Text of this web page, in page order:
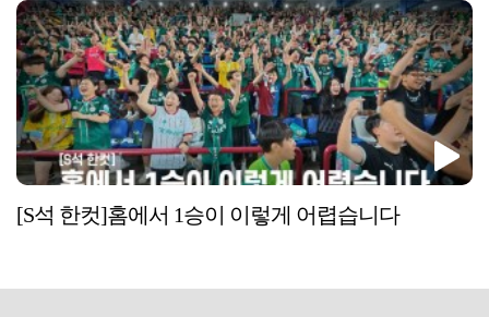
[S석 한컷]홈에서 1승이 이렇게 어렵습니다